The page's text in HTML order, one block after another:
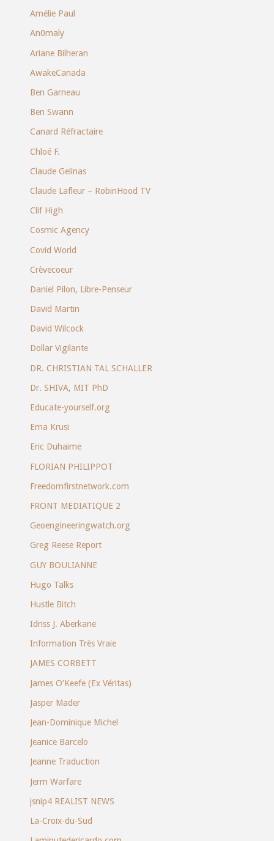
Amélie Paul
An0maly
Ariane Bilheran
AwakeCanada
Ben Garneau
Ben Swann
Canard Réfractaire
Chloé F.
Claude Gelinas
Claude Lafleur – RobinHood TV
Clif High
Cosmic Agency
Covid World
Crèvecoeur
Daniel Pilon, Libre-Penseur
David Martin
David Wilcock
Dollar Vigilante
DR. CHRISTIAN TAL SCHALLER
Dr. SHIVA, MIT PhD
Educate-yourself.org
Ema Krusi
Eric Duhaime
FLORIAN PHILIPPOT
Freedomfirstnetwork.com
FRONT MEDIATIQUE 2
Geoengineeringwatch.org
Greg Reese Report
GUY BOULIANNE
Hugo Talks
Hustle Bitch
Idriss J. Aberkane
Information Très Vraie
JAMES CORBETT
James O’Keefe (Ex Véritas)
Jasper Mader
Jean-Dominique Michel
Jeanice Barcelo
Jeanne Traduction
Jerm Warfare
jsnip4 REALIST NEWS
La-Croix-du-Sud